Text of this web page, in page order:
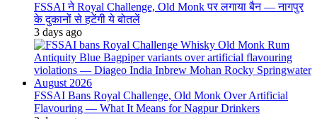
FSSAI ने Royal Challenge, Old Monk पर लगाया बैन — नागपुर
के दुकानों से हटेंगी ये बोतलें
3 days ago
FSSAI Bans Royal Challenge, Old Monk Over Artificial
Flavouring — What It Means for Nagpur Drinkers